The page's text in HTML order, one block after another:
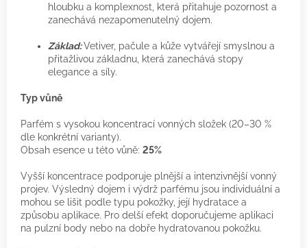
hloubku a komplexnost, která přitahuje pozornost a
zanechává nezapomenutelný dojem.
Základ:Vetiver, pačule a kůže vytvářejí smyslnou a
přitažlivou základnu, která zanechává stopy
elegance a síly.
Typ vůně
Parfém s vysokou koncentrací vonných složek (20–30 %
dle konkrétní varianty).
Obsah esence u této vůně: 25%
Vyšší koncentrace podporuje plnější a intenzivnější vonný
projev. Výsledný dojem i výdrž parfému jsou individuální a
mohou se lišit podle typu pokožky, její hydratace a
způsobu aplikace. Pro delší efekt doporučujeme aplikaci
na pulzní body nebo na dobře hydratovanou pokožku.